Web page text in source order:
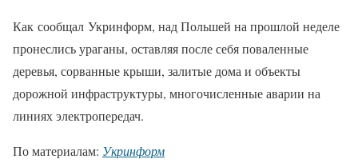
Как сообщал Укринформ, над Польшей на прошлой неделе
пронеслись ураганы, оставляя после себя поваленные
деревья, сорванные крыши, залитые дома и объекты
дорожной инфраструктуры, многочисленные аварии на
линиях электропередач.
По материалам: Укринформ